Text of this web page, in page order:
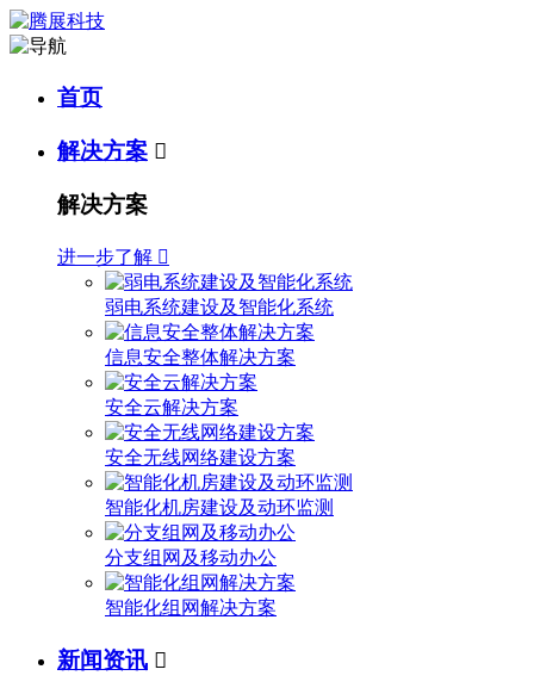
首页
解决方案 
解决方案
进一步了解 
弱电系统建设及智能化系统
信息安全整体解决方案
安全云解决方案
安全无线网络建设方案
智能化机房建设及动环监测
分支组网及移动办公
智能化组网解决方案
新闻资讯 